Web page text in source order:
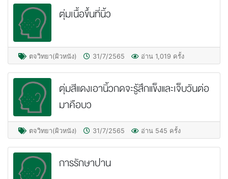
ตุ่มเนื้อขึ้นที่นิ้ว
ตจวิทยา(ผิวหนัง) 31/7/2565 อ่าน 1,019 ครั้ง
ตุ่มสีแดงเอานิ้วกดจะรู้สึกแข็งและเจ็บวันต่อ
มาคือบว
ตจวิทยา(ผิวหนัง) 31/7/2565 อ่าน 545 ครั้ง
การรักษาปาน